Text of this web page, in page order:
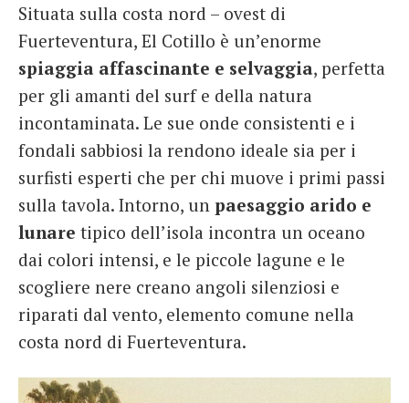
Situata sulla costa nord – ovest di
Fuerteventura, El Cotillo è un’enorme
spiaggia affascinante e selvaggia, perfetta
per gli amanti del surf e della natura
incontaminata. Le sue onde consistenti e i
fondali sabbiosi la rendono ideale sia per i
surfisti esperti che per chi muove i primi passi
sulla tavola. Intorno, un paesaggio arido e
lunare tipico dell’isola incontra un oceano
dai colori intensi, e le piccole lagune e le
scogliere nere creano angoli silenziosi e
riparati dal vento, elemento comune nella
costa nord di Fuerteventura.